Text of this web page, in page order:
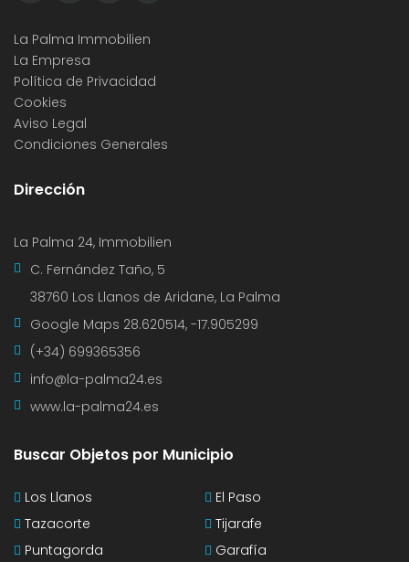
La Palma Immobilien
La Empresa
Política de Privacidad
Cookies
Aviso Legal
Condiciones Generales
Dirección
La Palma 24, Immobilien
C. Fernández Taño, 5
38760 Los Llanos de Aridane, La Palma
Google Maps 28.620514, -17.905299
(+34) 699365356
info@la-palma24.es
www.la-palma24.es
Buscar Objetos por Municipio
Los Llanos
El Paso
Tazacorte
Tijarafe
Puntagorda
Garafía